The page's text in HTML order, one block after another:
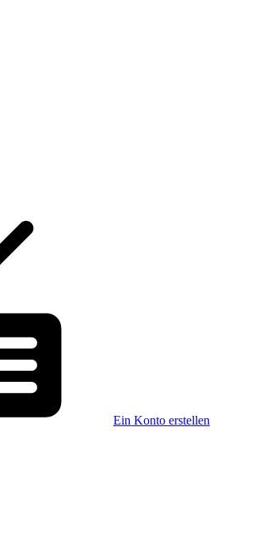
Ein Konto erstellen